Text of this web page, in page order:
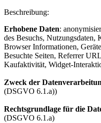
Beschreibung:
Erhobene Daten:
des Besuchs,
Browser Informationen,
Besuchte Seiten, Referrer
Kaufaktivität, Widget-
Zweck der
(DSGVO 6.1.a))
Rechtsgrundlage für die
(DSGVO 6.1.a)